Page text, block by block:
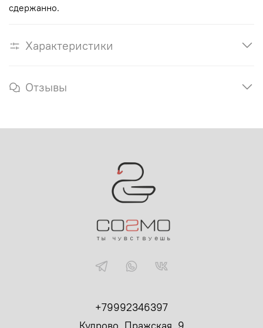
сдержанно.
Характеристики
Отзывы
+79992346397
Кудрово, Пражская, 9